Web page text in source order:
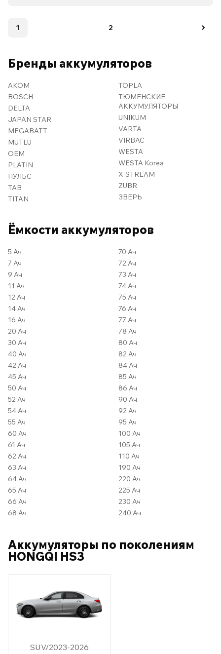
1 2
Бренды аккумуляторов
AKOM
BOSCH
DELTA
JAPAN STAR
MEGABATT
MUTLU
OEM
PLATIN
ПУЛЬС
TAB
TITAN
TOPLA
ТЮМЕНСКИЕ
АККУМУЛЯТОРЫ
UNIKUM
VARTA
VIRBAC
WESTA
WESTA Korea
X-STREAM
ZUBR
ЗВЕРЬ
Ёмкости аккумуляторов
5 Ач
7 Ач
9 Ач
11 Ач
12 Ач
14 Ач
16 Ач
20 Ач
30 Ач
40 Ач
42 Ач
45 Ач
50 Ач
52 Ач
54 Ач
55 Ач
60 Ач
61 Ач
62 Ач
63 Ач
64 Ач
65 Ач
66 Ач
68 Ач
70 Ач
72 Ач
73 Ач
74 Ач
75 Ач
76 Ач
77 Ач
78 Ач
80 Ач
82 Ач
84 Ач
85 Ач
86 Ач
90 Ач
92 Ач
95 Ач
100 Ач
105 Ач
110 Ач
190 Ач
220 Ач
225 Ач
230 Ач
240 Ач
Аккумуляторы по поколениям
HONGQI HS3
SUV/2023-2026